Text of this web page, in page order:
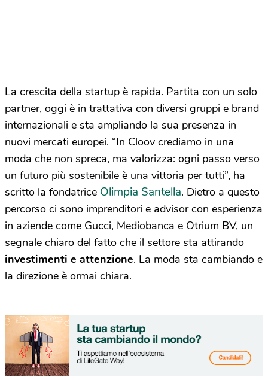
La crescita della startup è rapida. Partita con un solo
partner, oggi è in trattativa con diversi gruppi e brand
internazionali e sta ampliando la sua presenza in
nuovi mercati europei. “In Cloov crediamo in una
moda che non spreca, ma valorizza: ogni passo verso
un futuro più sostenibile è una vittoria per tutti”, ha
scritto la fondatrice Olimpia Santella. Dietro a questo
percorso ci sono imprenditori e advisor con esperienza
in aziende come Gucci, Mediobanca e Otrium BV, un
segnale chiaro del fatto che il settore sta attirando
investimenti e attenzione. La moda sta cambiando e
la direzione è ormai chiara.